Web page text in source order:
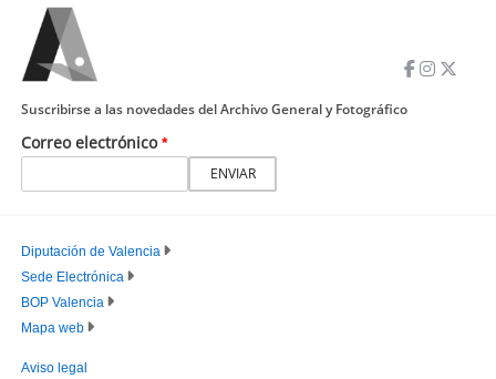
Correo electrónico
Suscribirse a las novedades del Archivo General y Fotográfico
PIE
PRINCIPAL
Diputación de Valencia
Sede Electrónica
BOP Valencia
Mapa web
Aviso legal